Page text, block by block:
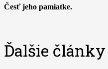
Česť jeho pamiatke.
Ďalšie články